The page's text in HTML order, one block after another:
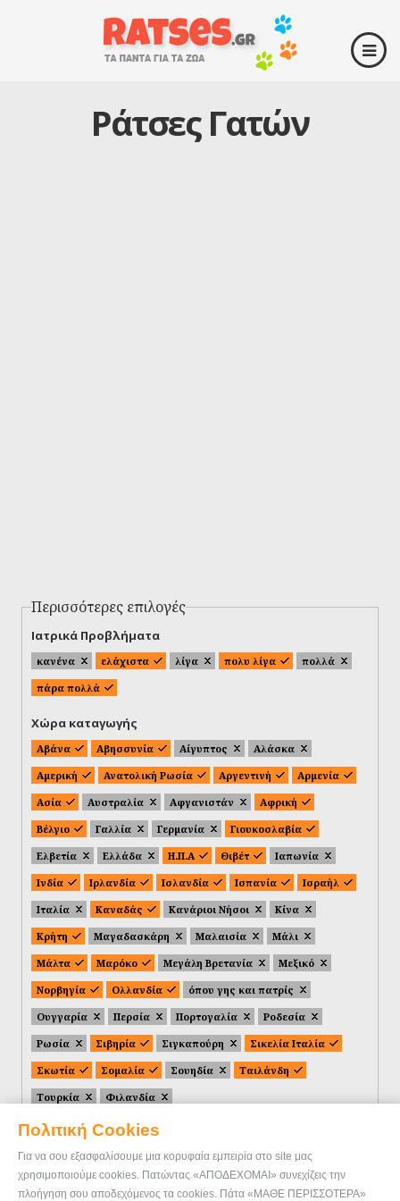
Πολιτική Cookies
Για να σου εξασφαλίσουμε μια κορυφαία εμπειρία στο site μας
χρησιμοποιούμε cookies. Πατώντας «ΑΠΟΔΕΧΟΜΑΙ» συνεχίζεις την
πλοήγηση σου αποδεχόμενος τα cookies. Πάτα «ΜΑΘΕ ΠΕΡΙΣΣΟΤΕΡΑ»
Ράτσες Γατών
Περισσότερες επιλογές
Ιατρικά Προβλήματα
κανένα ελάχιστα λίγα πολυ λίγα
πολλά
πάρα πολλά
Χώρα καταγωγής
Αβάνα Αβησσυνία Αίγυπτος
Αλάσκα
Αμερική
Ανατολική Ρωσία Αργεντινή
Αρμενία
Ασία
Αυστραλία Αφγανιστάν
Αφρική
Βέλγιο
Γαλλία Γερμανία
Γιουκοσλαβία
Ελβετία
Ελλάδα Η.Π.Α Θιβέτ
Ιαπωνία
Ινδία
Ιρλανδία Ισλανδία Ισπανία
Ισραήλ
Ιταλία
Καναδάς Κανάριοι Νήσοι
Κίνα
Κρήτη
Μαγαδασκάρη Μαλαισία
Μάλι
Μάλτα
Μαρόκο Μεγάλη Βρετανία
Μεξικό
Νορβηγία
Ολλανδία
όπου γης και πατρίς
Ουγγαρία
Περσία Πορτογαλία
Ροδεσία
Ρωσία
Σιβηρία Σιγκαπούρη
Σικελία Ιταλία
Σκωτία
Σομαλία Σουηδία
Ταιλάνδη
Τουρκία
Φιλανδία